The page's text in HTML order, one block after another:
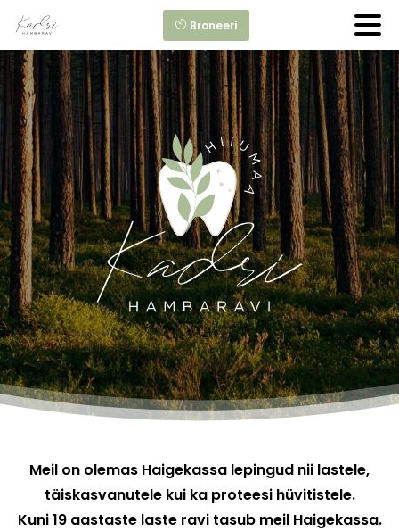
Broneeri
Meil on olemas Haigekassa lepingud nii lastele,
täiskasvanutele kui ka proteesi hüvitistele.
Kuni 19 aastaste laste ravi tasub meil Haigekassa.